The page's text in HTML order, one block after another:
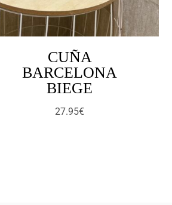
CUÑA
BARCELONA
BIEGE
27.95€